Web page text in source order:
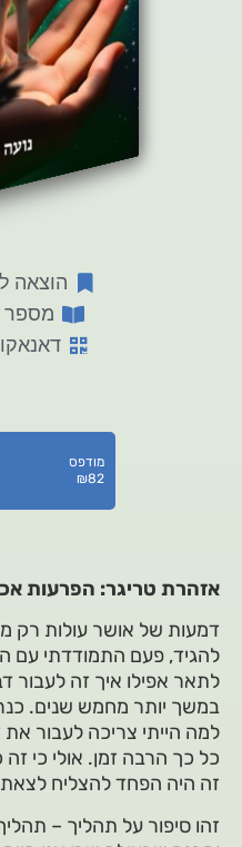
הוצאה
מספר
דאנאקוד:
מודפס
₪82
אזהרת טריגר: הפרעות
דמעות של אושר עולות רק
להגיד, פעם התמודדתי עם
לתאר אפילו איך זה
במשך יותר מחמש שנים.
למה הייתי צריכה לעבור
כל כך הרבה זמן. אולי כי זה
זה היה הפחד להצליח
זהו סיפור על תהליך –